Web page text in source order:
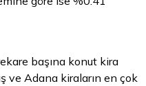
başına konut kira
ve Adana kiraların en çok